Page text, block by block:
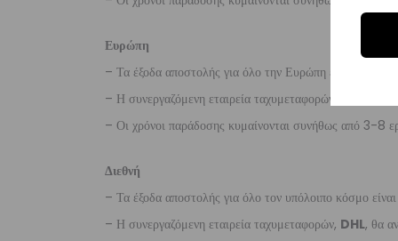
Ευρώπη
– Τα έξοδα αποστολής για όλο την Ευρώπη είναι στα
– Η συνεργαζόμενη εταιρεία ταχυμεταφορών,
– Οι χρόνοι παράδοσης κυμαίνονται συνήθως από 3-8
Διεθνή
– Τα έξοδα αποστολής για όλο τον υπόλοιπο κόσμο
– Η συνεργαζόμενη εταιρεία ταχυμεταφορών, DHL, θα